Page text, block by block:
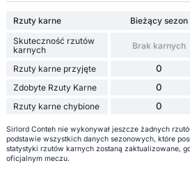
Rzuty karne Bieżący sezon
Skuteczność rzutów
karnych
Brak karnych
Rzuty karne przyjęte 0
Zdobyte Rzuty Karne 0
Rzuty karne chybione 0
Sirlord Conteh nie wykonywał jeszcze żadnych
podstawie wszystkich danych sezonowych, które
statystyki rzutów karnych zostaną zaktualizowane,
oficjalnym meczu.